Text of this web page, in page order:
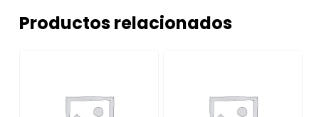
Productos relacionados